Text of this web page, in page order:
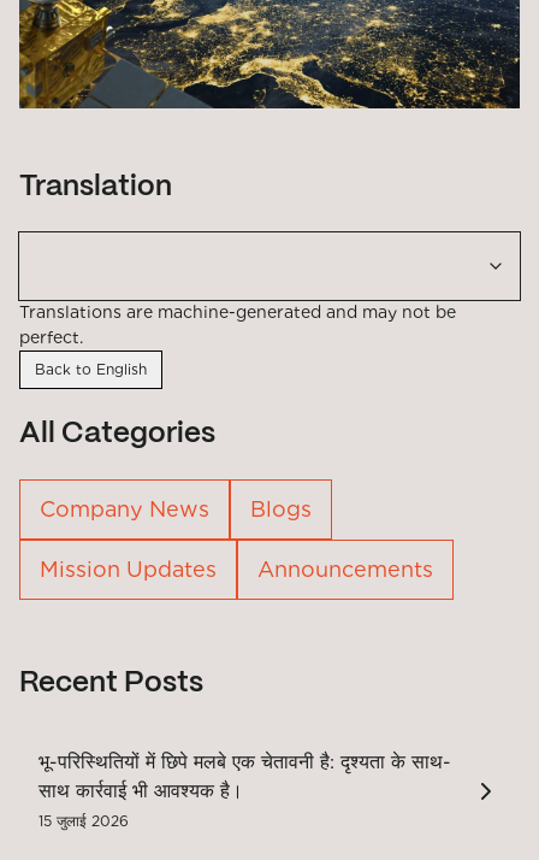
Translation
Translations are machine-generated and may not be
perfect.
Back to English
All Categories
Company News Blogs
Mission Updates Announcements
Recent Posts
भू-परिस्थितियों में छिपे मलबे एक चेतावनी है: दृश्यता के साथ-
साथ कार्रवाई भी आवश्यक है।
15 जुलाई 2026